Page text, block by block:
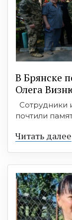
В Брянске
Олега
Сотрудники
почтили
Читать далее